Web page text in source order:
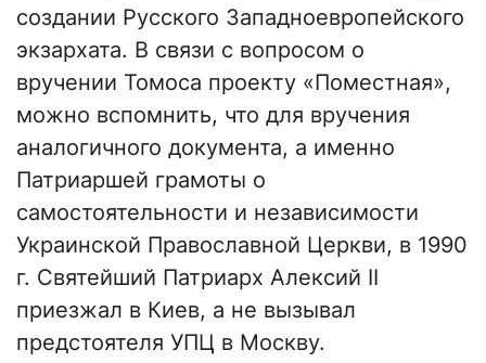
создании Русского Западноевропейского
экзархата. В связи с вопросом о
вручении Томоса проекту «Поместная»,
можно вспомнить, что для вручения
аналогичного документа, а именно
Патриаршей грамоты о
самостоятельности и независимости
Украинской Православной Церкви, в 1990
г. Святейший Патриарх Алексий II
приезжал в Киев, а не вызывал
предстоятеля УПЦ в Москву.